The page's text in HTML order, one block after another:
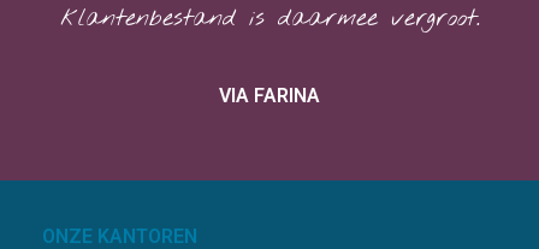
klantenbestand is daarmee vergroot.
VIA FARINA
ONZE KANTOREN